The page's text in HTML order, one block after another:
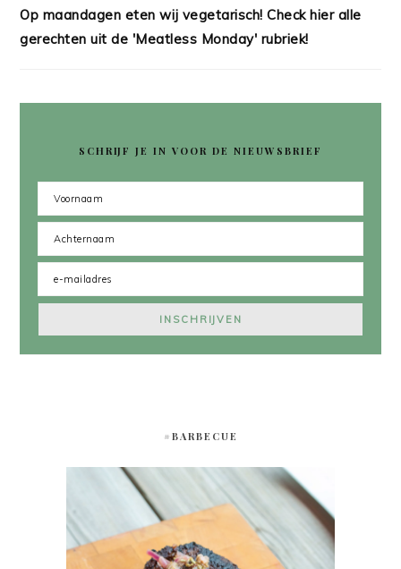
Op maandagen eten wij vegetarisch! Check hier alle
gerechten uit de 'Meatless Monday' rubriek!
SCHRIJF JE IN VOOR DE NIEUWSBRIEF
#BARBECUE